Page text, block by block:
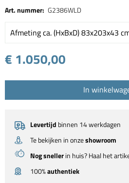
Art. nummer: G2386WLD
Afmeting ca. (HxBxD) 83x203x43
€ 1.050,00
In
Levertijd binnen 14 werkdagen
Te bekijken in onzeshowroom
Nog snellerin huis? Haal het
100%authentiek